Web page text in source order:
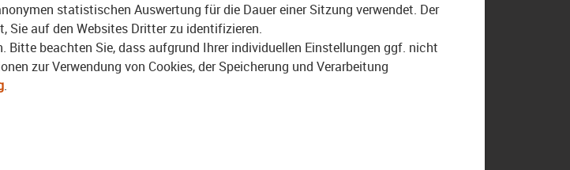
statistischen Auswertung für die Dauer einer Sitzung verwendet. Der
Sie auf den Websites Dritter zu identifizieren.
Bitte beachten Sie, dass aufgrund Ihrer individuellen Einstellungen ggf. nicht
zur Verwendung von Cookies, der Speicherung und Verarbeitung
.